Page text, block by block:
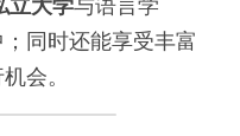
立大学与语言学
同时还能享受丰富
会。